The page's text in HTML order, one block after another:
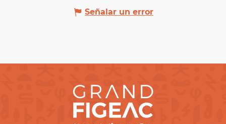
Señalar un error